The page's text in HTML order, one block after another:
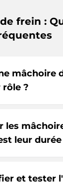
frein :
mâchoire
rôle ?
les
leur durée
et tester